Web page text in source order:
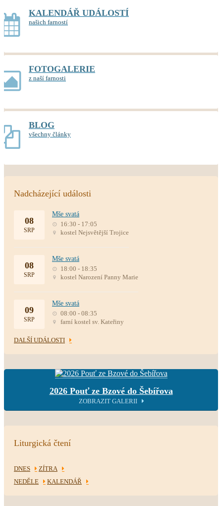
KALENDÁŘ UDÁLOSTÍ
našich farností
FOTOGALERIE
z naší farnosti
BLOG
všechny články
Nadcházející události
08
SRP
Mše svatá
16:30 - 17:05
kostel Nejsvětější Trojice
08
SRP
Mše svatá
18:00 - 18:35
kostel Narození Panny Marie
09
SRP
Mše svatá
08:00 - 08:35
farní kostel sv. Kateřiny
DALŠÍ UDÁLOSTI
2026 Pouť ze Bzové do Šebířova
ZOBRAZIT GALERII
Liturgická čtení
DNES
ZÍTRA
NEDĚLE
KALENDÁŘ